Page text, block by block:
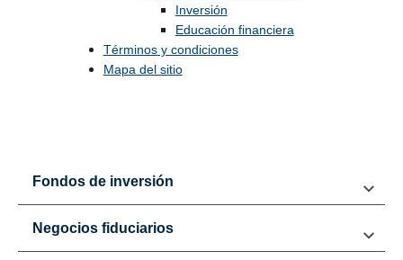
Inversión
Educación financiera
Términos y condiciones
Mapa del sitio
Fondos de inversión
Negocios fiduciarios